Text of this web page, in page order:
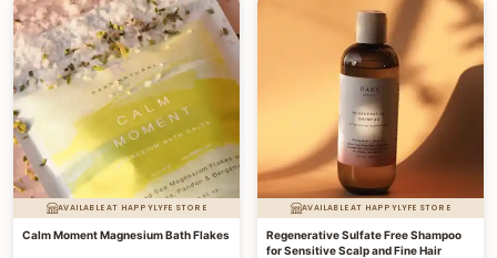
AVAILABLE AT HAPPYLYFE STORE
Calm Moment Magnesium Bath Flakes
AVAILABLE AT HAPPYLYFE STORE
Regenerative Sulfate Free Shampoo
for Sensitive Scalp and Fine Hair